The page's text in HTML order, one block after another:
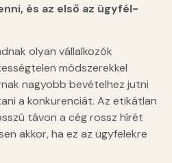
és az első az ügyfél-
olyan vállalkozók
módszerekkel
nagyobb bevételhez jutni
a konkurenciát. Az etikátlan
távon a cég rossz hírét
akkor, ha ez az ügyfelekre